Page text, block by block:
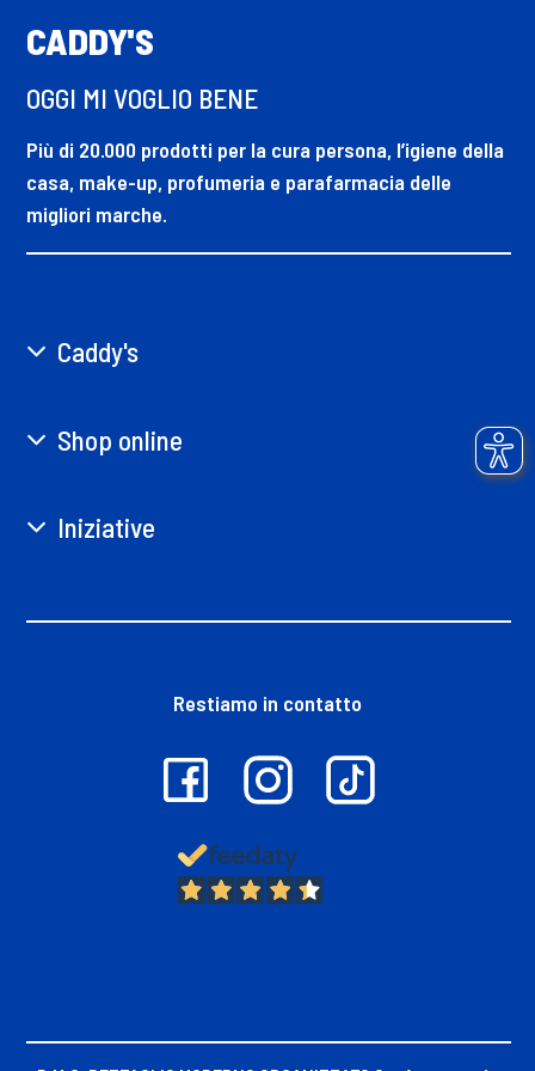
CADDY'S
OGGI MI VOGLIO BENE
Più di 20.000 prodotti per la cura persona, l’igiene della
casa, make-up, profumeria e parafarmacia delle
migliori marche.
Caddy's
Shop online
Iniziative
Restiamo in contatto